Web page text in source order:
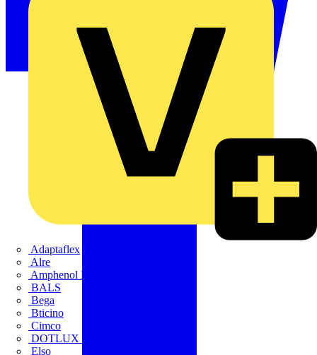
Adaptaflex
Alre
Amphenol FTG
BALS
Bega
Bticino
Cimco
DOTLUX GmbH
Elso